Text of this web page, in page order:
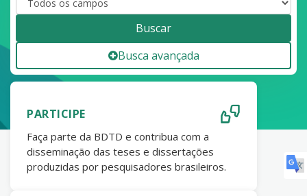
Buscar
Busca avançada
PARTICIPE
Faça parte da BDTD e contribua com a
disseminação das teses e dissertações
produzidas por pesquisadores brasileiros.